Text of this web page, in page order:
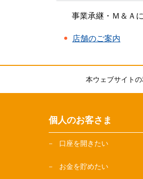
事業承継・Ｍ＆Ａ
店舗のご案内
本ウェブサイト
個人のお客さま
口座を開きたい
お金を貯めたい